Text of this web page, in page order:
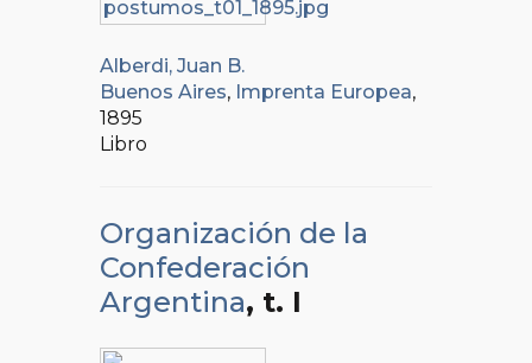
Alberdi, Juan B.
Buenos Aires, Imprenta Europea,
1895
Libro
Organización de la
Confederación
Argentina, t. I